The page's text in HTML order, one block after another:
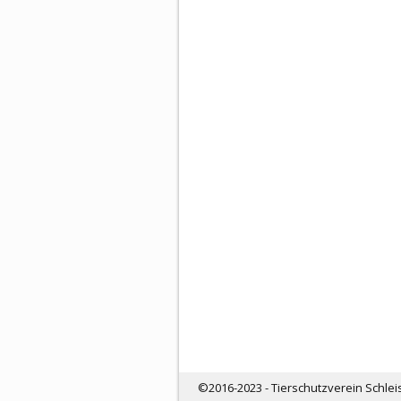
©2016-2023 - Tierschutzverein